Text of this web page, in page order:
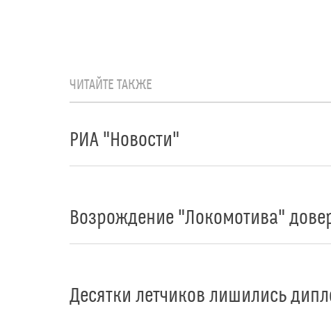
ЧИТАЙТЕ ТАКЖЕ
РИА "Новости"
Возрождение "Локомотива"
Десятки летчиков лишились